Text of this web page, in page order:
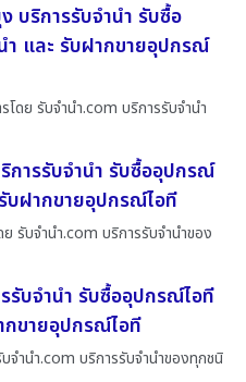
บริการรับจำนำ รับซื้อ
และ รับฝากขายอุปกรณ์
โดย รับจํานํา.com บริการรับจำนำ
การรับจำนำ รับซื้ออุปกรณ์
บฝากขายอุปกรณ์ไอที
รับจํานํา.com บริการรับจำนำของ
รับจำนำ รับซื้ออุปกรณ์ไอที
กขายอุปกรณ์ไอที
จํานํา.com บริการรับจำนำของทุกชนิ